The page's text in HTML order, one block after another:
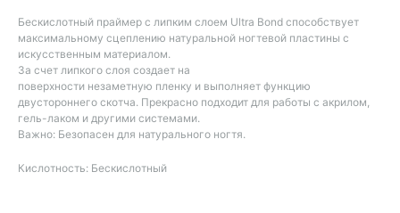
Бескислотный праймер с липким слоем Ultra Bond способствует
максимальному сцеплению натуральной ногтевой пластины с
искусственным материалом.
За счет липкого слоя создает на
поверхности незаметную пленку и выполняет функцию
двустороннего скотча. Прекрасно подходит для работы с акрилом,
гель-лаком и другими системами.
Важно: Безопасен для натурального ногтя.
Кислотность: Бескислотный